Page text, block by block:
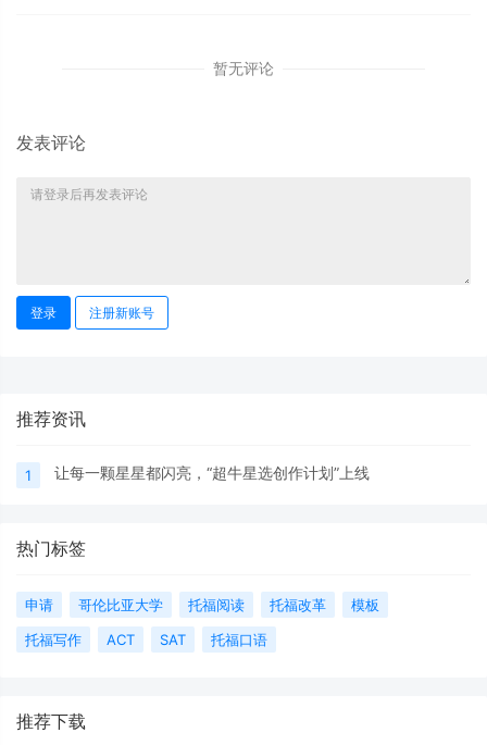
暂无评论
发表评论
登录 注册新账号
推荐资讯
1 让每一颗星星都闪亮，“超牛星选创作计划”上线
热门标签
申请 哥伦比亚大学 托福阅读 托福改革
模板
托福写作
ACT SAT 托福口语
推荐下载